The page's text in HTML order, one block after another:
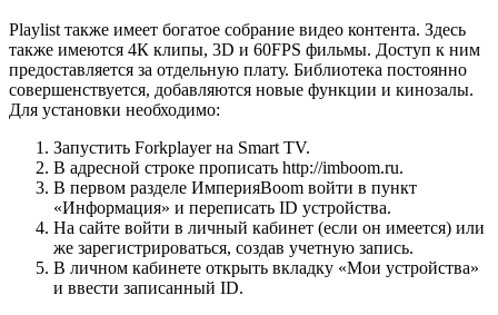
Playlist также имеет богатое собрание видео контента. Здесь
также имеются 4К клипы, 3D и 60FPS фильмы. Доступ к ним
предоставляется за отдельную плату. Библиотека постоянно
совершенствуется, добавляются новые функции и кинозалы.
Для установки необходимо:
Запустить Forkplayer на Smart TV.
В адресной строке прописать http://imboom.ru.
В первом разделе ИмперияBoom войти в пункт
«Информация» и переписать ID устройства.
На сайте войти в личный кабинет (если он имеется) или
же зарегистрироваться, создав учетную запись.
В личном кабинете открыть вкладку «Мои устройства»
и ввести записанный ID.